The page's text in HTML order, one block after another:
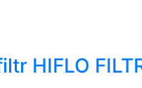
HIFLO